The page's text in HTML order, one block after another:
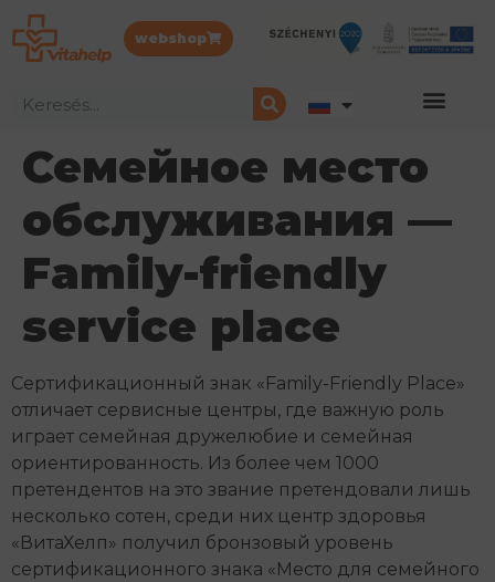
webshop
Семейное место
обслуживания —
Family-friendly
service place
Сертификационный знак «Family-Friendly Place»
отличает сервисные центры, где важную роль
играет семейная дружелюбие и семейная
ориентированность. Из более чем 1000
претендентов на это звание претендовали лишь
несколько сотен, среди них центр здоровья
«ВитаХелп» получил бронзовый уровень
сертификационного знака «Место для семейного